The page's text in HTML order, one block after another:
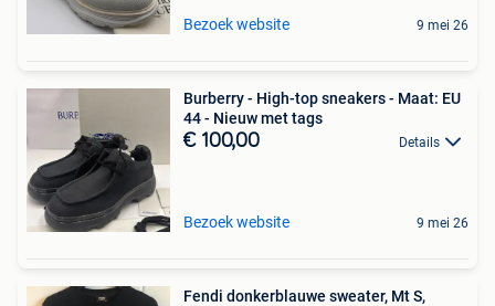
Bezoek website 9 mei 26
Burberry - High-top sneakers - Maat: EU
44 - Nieuw met tags
€ 100,00 Details
Bezoek website 9 mei 26
Fendi donkerblauwe sweater, Mt S,